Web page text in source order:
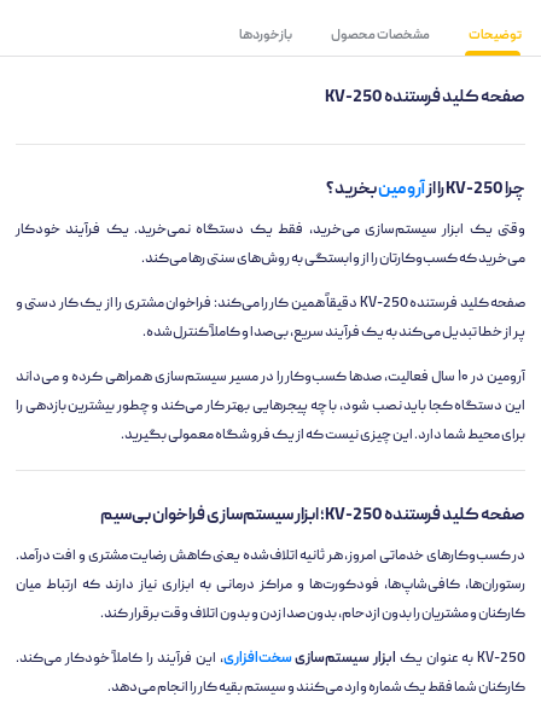
توضیحات مشخصات محصول بازخوردها
صفحه کلید فرستنده KV-250
چرا KV-250 را از آرومینبخرید؟
وقتی یک ابزار سیستم‌سازی می‌خرید، فقط یک دستگاه نمی‌خرید. یک فرآیند خودکار
می‌خرید که کسب‌وکارتان را از وابستگی به روش‌های سنتی رها می‌کند.
صفحه کلید فرستنده KV-250 دقیقاً همین کار را می‌کند: فراخوان مشتری را از یک کار دستی و
پر از خطا تبدیل می‌کند به یک فرآیند سریع، بی‌صدا و کاملاً کنترل‌شده.
آرومین در ۱۰ سال فعالیت، صدها کسب‌وکار را در مسیر سیستم‌سازی همراهی کرده و می‌داند
این دستگاه کجا باید نصب شود، با چه پیجرهایی بهتر کار می‌کند و چطور بیشترین بازدهی را
برای محیط شما دارد. این چیزی نیست که از یک فروشگاه معمولی بگیرید.
صفحه کلید فرستنده KV-250؛ ابزار سیستم‌سازی فراخوان بی‌سیم
در کسب‌وکارهای خدماتی امروز، هر ثانیه اتلاف‌شده یعنی کاهش رضایت مشتری و افت درآمد.
رستوران‌ها، کافی‌شاپ‌ها، فودکورت‌ها و مراکز درمانی به ابزاری نیاز دارند که ارتباط میان
کارکنان و مشتریان را بدون ازدحام، بدون صدا زدن و بدون اتلاف وقت برقرار کند.
KV-250 به عنوان یک ابزار سیستم‌سازیسخت‌افزاری، این فرآیند را کاملاً خودکار می‌کند.
کارکنان شما فقط یک شماره وارد می‌کنند و سیستم بقیه کار را انجام می‌دهد.